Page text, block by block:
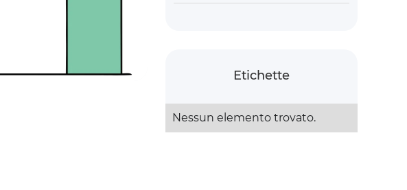
Etichette
Nessun elemento trovato.